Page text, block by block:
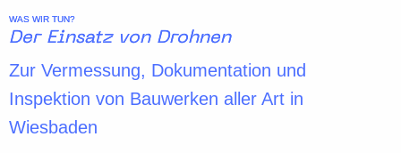
WAS WIR TUN?
Der Einsatz von Drohnen
Zur Vermessung, Dokumentation und
Inspektion von Bauwerken aller Art in
Wiesbaden